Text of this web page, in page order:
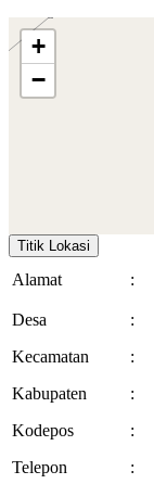
+
−
Titik Lokasi
Alamat :
Desa
:
Kecamatan
:
Kabupaten
:
Kodepos
:
Telepon
: